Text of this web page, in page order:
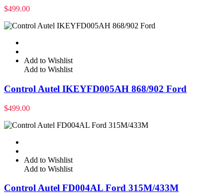
$499.00
Add to Wishlist
Add to Wishlist
Control Autel IKEYFD005AH 868/902 Ford
$499.00
Add to Wishlist
Add to Wishlist
Control Autel FD004AL Ford 315M/433M